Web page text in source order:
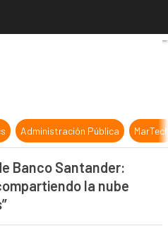
Álvarez, CTO de Banco
Administración Pública
Banco Santander:
la nube